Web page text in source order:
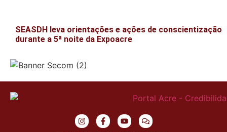
SEASDH leva orientações e ações de conscientização
durante a 5ª noite da Expoacre